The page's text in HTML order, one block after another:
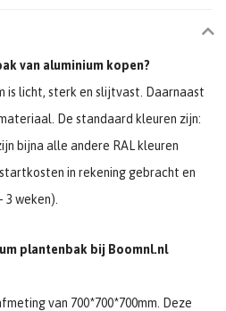
van aluminium kopen?
is licht, sterk en slijtvast. Daarnaast
De standaard kleuren zijn:
bijna alle andere RAL kleuren
in rekening gebracht en
weken).
plantenbak bij Boomnl.nl
van 700*700*700mm. Deze